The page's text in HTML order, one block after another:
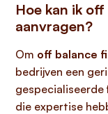
Hoe kan ik
aanvragen?
Om off balance
bedrijven een
die expertise